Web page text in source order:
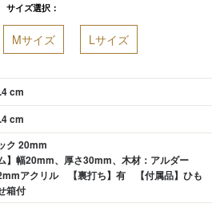
サイズ選択：
Mサイズ Lサイズ
cm
cm
ク 20mm
】幅20mm、厚さ30mm、木材：アルダー
2mmアクリル 【裏打ち】有 【付属品】ひも
箱付